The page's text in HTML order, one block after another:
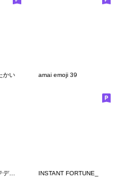
かい amai emoji 39
敬語＆あいさつ♡テディベアと女の子 INSTANT FORTUNE_